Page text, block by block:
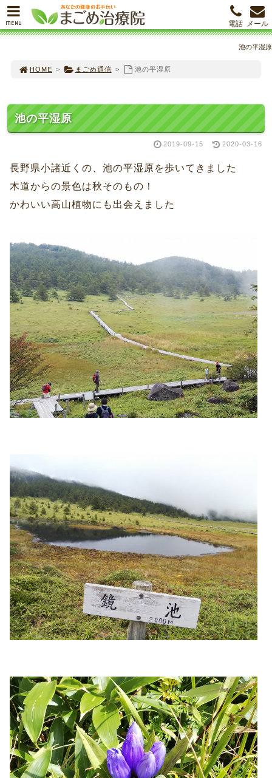
池の平湿原
HOME > まごめ通信 > 池の平湿原
池の平湿原
2019-09-15 2020-03-16
長野県小諸近くの、池の平湿原を歩いてきました
木道からの景色は秋そのもの！
かわいい高山植物にも出会えました
MENU メール
電話